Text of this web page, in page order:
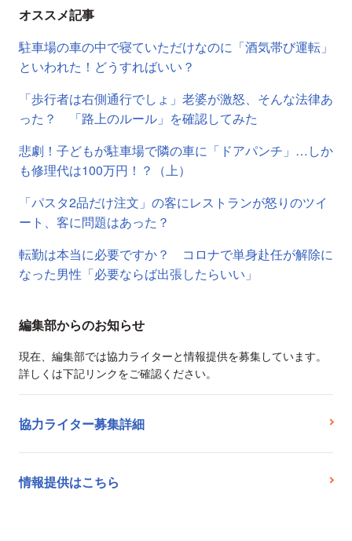
オススメ記事
駐車場の車の中で寝ていただけなのに「酒気帯び運転」
といわれた！どうすればいい？
「歩行者は右側通行でしょ」老婆が激怒、そんな法律あ
った？ 「路上のルール」を確認してみた
悲劇！子どもが駐車場で隣の車に「ドアパンチ」…しか
も修理代は100万円！？（上）
「パスタ2品だけ注文」の客にレストランが怒りのツイ
ート、客に問題はあった？
転勤は本当に必要ですか？ コロナで単身赴任が解除に
なった男性「必要ならば出張したらいい」
編集部からのお知らせ
現在、編集部では協力ライターと情報提供を募集しています。
詳しくは下記リンクをご確認ください。
協力ライター募集詳細
情報提供はこちら